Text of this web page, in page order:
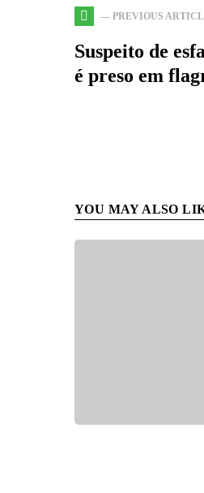
— PREVIOUS
Suspeito de
é preso em
YOU MAY ALSO